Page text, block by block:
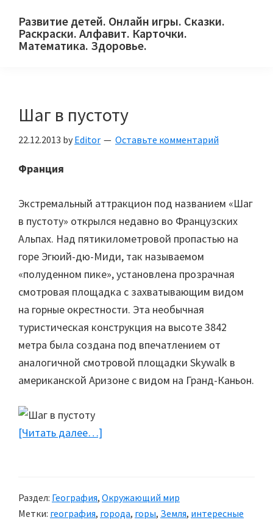
primary
main
primary
Развитие детей. Онлайн игры. Сказки.
Раскраски. Алфавит. Карточки.
Математика. Здоровье.
и
родителей.
Шаг в пустоту
22.12.2013 by Editor Оставьте комментарий
Франция
Экстремальный аттракцион под названием «Шаг
в пустоту» открылся недавно во Французских
Альпах. Над пятикилометровой пропастью на
горе Эгюий-дю-Миди, так называемом
«полуденном пике», установлена прозрачная
смотровая площадка с захватывающим видом
на горные окрестности. Эта необычная
туристическая конструкция на высоте 3842
метра была создана под впечатлением от
аналогичной смотровой площадки Skywalk в
американской Аризоне с видом на Гранд-Каньон.
[Читать далее…]
Раздел: География, Окружающий мир
Метки: география, города, горы, Земля, интересные